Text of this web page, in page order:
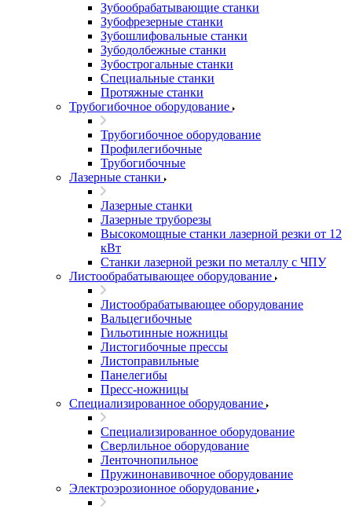
Зубообрабатывающие станки
Зубофрезерные станки
Зубошлифовальные станки
Зубодолбежные станки
Зубострогальные станки
Специальные станки
Протяжные станки
Трубогибочное оборудование
Трубогибочное оборудование
Профилегибочные
Трубогибочные
Лазерные станки
Лазерные станки
Лазерные труборезы
Высокомощные станки лазерной резки от 12
кВт
Станки лазерной резки по металлу с ЧПУ
Листообрабатывающее оборудование
Листообрабатывающее оборудование
Вальцегибочные
Гильотинные ножницы
Листогибочные прессы
Листоправильные
Панелегибы
Пресс-ножницы
Специализированное оборудование
Специализированное оборудование
Сверлильное оборудование
Ленточнопильное
Пружинонавивочное оборудование
Электроэрозионное оборудование